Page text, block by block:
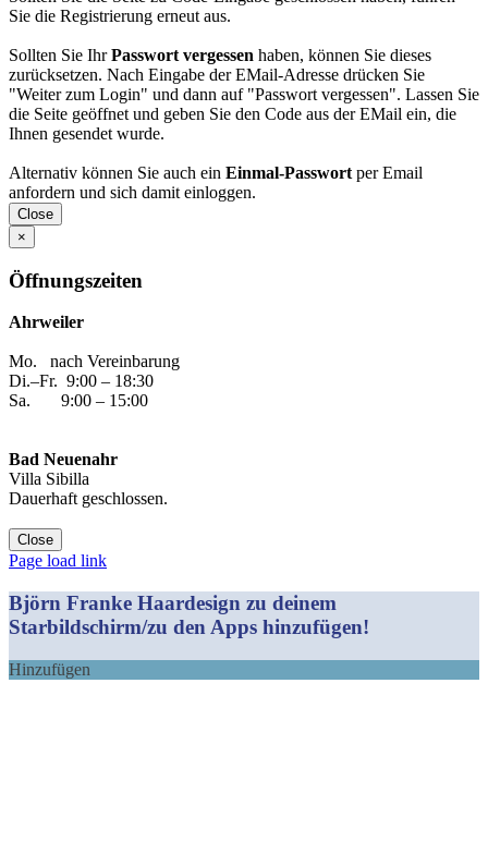
Sie die Registrierung erneut aus.
Sollten Sie IhrPasswort vergessen haben, können Sie dieses
zurück­setzen. Nach Eingabe der EMail-Adresse drücken Sie
"Weiter zum Login" und dann auf "Passwort vergessen". Lassen Sie
die Seite geöffnet und geben Sie den Code aus der EMail ein, die
Ihnen gesendet wurde.
Alternativ können Sie auch ein Einmal-Passwort per Email
anfordern und sich damit einloggen.
Close
×
Öffnungszeiten
Ahrweiler
Mo. nach Vereinbarung
Di.–Fr. 9:00 – 18:30
Sa. 9:00 – 15:00
Bad Neuenahr
Villa Sibilla
Dauerhaft geschlossen.
Close
Facebook
Instagram
YouTube
Yelp
WhatsApp
E-
Page load link
Björn Franke Haardesign zu deinem
Starbildschirm/zu den Apps hinzufügen!
Hinzufügen